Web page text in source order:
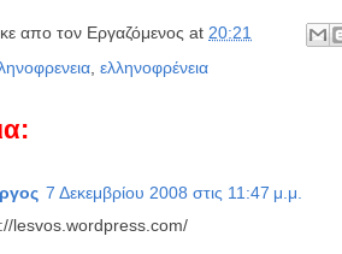
απο τον Εργαζόμενος at 20:21
ελληνοφρένεια
7 Δεκεμβρίου 2008 στις 11:47 μ.μ.
lesvos.wordpress.com/